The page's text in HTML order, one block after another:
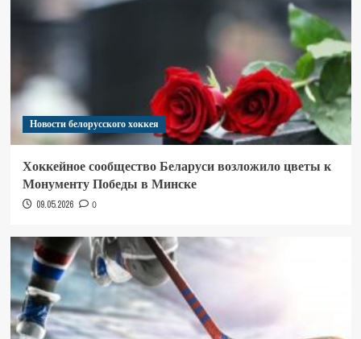
Новости белорусского хоккея
Хоккейное сообщество Беларуси возложило цветы к
Монументу Победы в Минске
09.05.2026 0